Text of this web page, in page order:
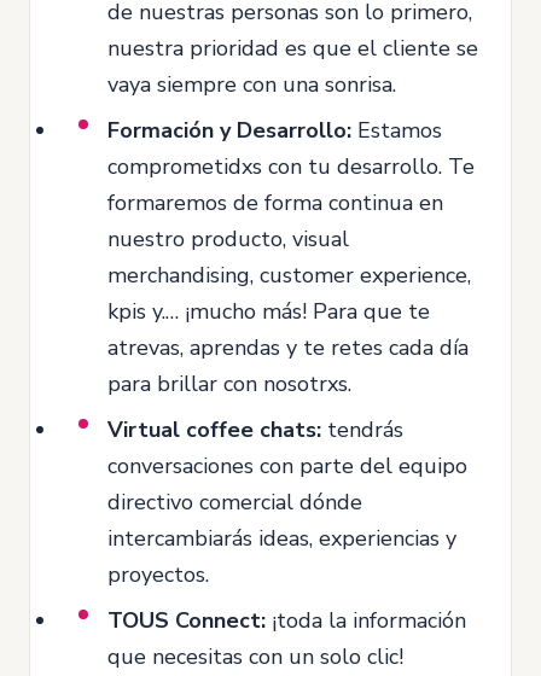
de nuestras personas son lo primero,
nuestra prioridad es que el cliente se
vaya siempre con una sonrisa.
Formación y Desarrollo: Estamos
comprometidxs con tu desarrollo. Te
formaremos de forma continua en
nuestro producto, visual
merchandising, customer experience,
kpis y.… ¡mucho más! Para que te
atrevas, aprendas y te retes cada día
para brillar con nosotrxs.
Virtual coffee chats: tendrás
conversaciones con parte del equipo
directivo comercial dónde
intercambiarás ideas, experiencias y
proyectos.
TOUS Connect: ¡toda la información
que necesitas con un solo clic!